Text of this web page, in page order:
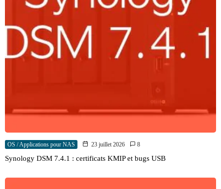
OS / Applications pour NAS 23 juillet 2026 8
Synology DSM 7.4.1 : certificats KMIP et bugs USB